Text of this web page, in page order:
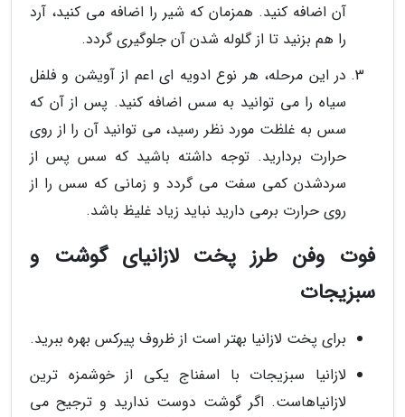
آن اضافه کنید. همزمان که شیر را اضافه می کنید، آرد
را هم بزنید تا از گلوله شدن آن جلوگیری گردد.
در این مرحله، هر نوع ادویه ای اعم از آویشن و فلفل
سیاه را می توانید به سس اضافه کنید. پس از آن که
سس به غلظت مورد نظر رسید، می توانید آن را از روی
حرارت بردارید. توجه داشته باشید که سس پس از
سردشدن کمی سفت می گردد و زمانی که سس را از
روی حرارت برمی دارید نباید زیاد غلیظ باشد.
فوت وفن طرز پخت لازانیای گوشت و
سبزیجات
برای پخت لازانیا بهتر است از ظروف پیرکس بهره ببرید.
لازانیا سبزیجات با اسفناج یکی از خوشمزه ترین
لازانیاهاست. اگر گوشت دوست ندارید و ترجیح می